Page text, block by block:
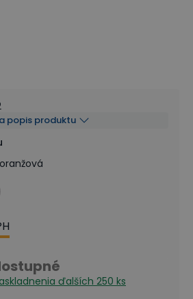
popis produktu
oranžová
ďalších 250 ks